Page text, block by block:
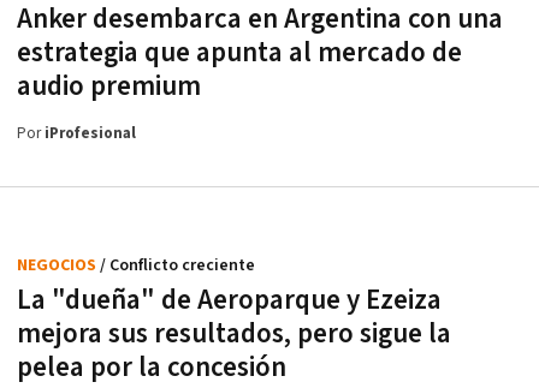
Anker desembarca en Argentina con una
estrategia que apunta al mercado de
audio premium
PoriProfesional
La "dueña" de Aeroparque y Ezeiza
mejora sus resultados, pero sigue la
pelea por la concesión
NEGOCIOS / Conflicto creciente